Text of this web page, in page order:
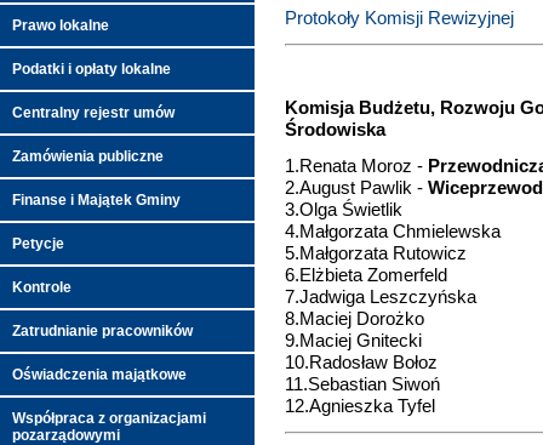
Prawo lokalne
Podatki i opłaty lokalne
Centralny rejestr umów
Zamówienia publiczne
Finanse i Majątek Gminy
Petycje
Kontrole
Zatrudnianie pracowników
Oświadczenia majątkowe
Współpraca z organizacjami
pozarządowymi
Protokoły Komisji Rewizyjnej
Komisja Budżetu, Rozwoju
Środowiska
1.Renata Moroz -
2.August Pawlik -
3.Olga Świetlik
4.Małgorzata Chmielewska
5.Małgorzata Rutowicz
6.Elżbieta Zomerfeld
7.Jadwiga Leszczyńska
8.Maciej Dorożko
9.Maciej Gnitecki
10.Radosław Bołoz
11.Sebastian Siwoń
12.Agnieszka Tyfel